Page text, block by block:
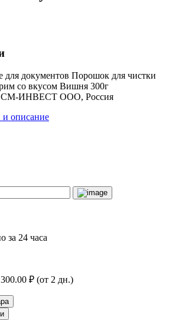
для документов Порошок для чистки
со вкусом Вишня 300г
СМ-ИНВЕСТ ООО, Россия
и описание
за 24 часа
₽ (от 2 дн.)